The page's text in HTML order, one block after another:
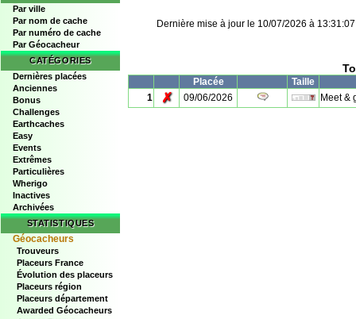
Par ville
Par nom de cache
Par numéro de cache
Par Géocacheur
CATÉGORIES
Dernières placées
Anciennes
Bonus
Challenges
Earthcaches
Easy
Events
Extrêmes
Particulières
Wherigo
Inactives
Archivées
STATISTIQUES
Géocacheurs
Trouveurs
Placeurs France
Évolution des placeurs
Placeurs région
Placeurs département
Awarded Géocacheurs
Dernière mise à jour le 10/07/2026 à 13:31:07
Placée
Taille
1
✗ 09/06/2026 Meet &